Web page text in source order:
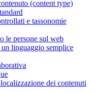
(content type)
e tassonomie
le persone sul web
linguaggio semplice
dei contenuti